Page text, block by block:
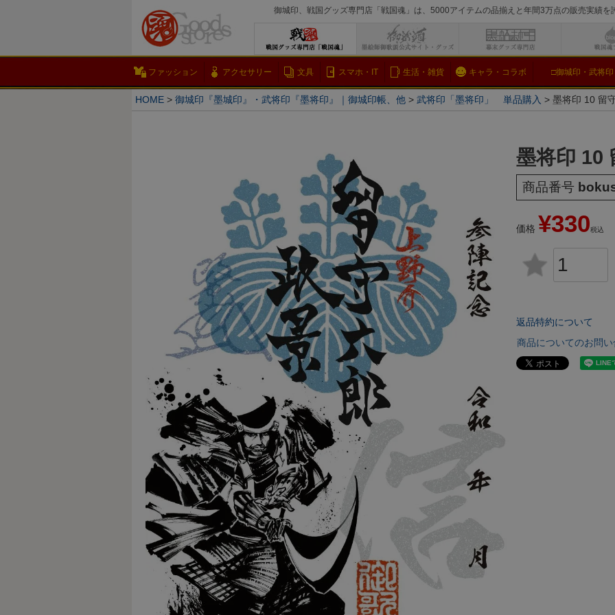
御城印、戦国グッズ専門店「戦国魂」は、5000アイテムの品揃えと年間3万点の販売実績
検索
ファッション アクセサリー 文具 スマホ・IT 生活・雑貨 キャラ・コラボ □御城印・武将印
HOME 御城印『墨城印』・武将印『墨将印』｜御城印帳、他 武将印「墨将印」 単品購入 墨将印 10 留
墨将印 10
商品番号
価格 ¥330税込
返品特約について
商品についてのお問